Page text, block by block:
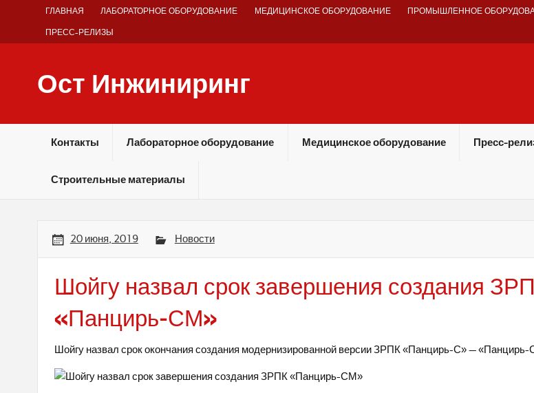
ГЛАВНАЯ ЛАБОРАТОРНОЕ ОБОРУДОВАНИЕ МЕДИЦИНСКОЕ ОБОРУДОВАНИЕ ПРОМЫШЛЕННОЕ
ПРЕСС-РЕЛИЗЫ
Ост Инжиниринг
Контакты Лабораторное оборудование Медицинское оборудование Пресс-
Строительные материалы
20 июня, 2019 Новости
Шойгу назвал срок завершения создания
«Панцирь-СМ»
Шойгу назвал срок окончания создания модернизированной версии ЗРПК «Панцирь-С» —